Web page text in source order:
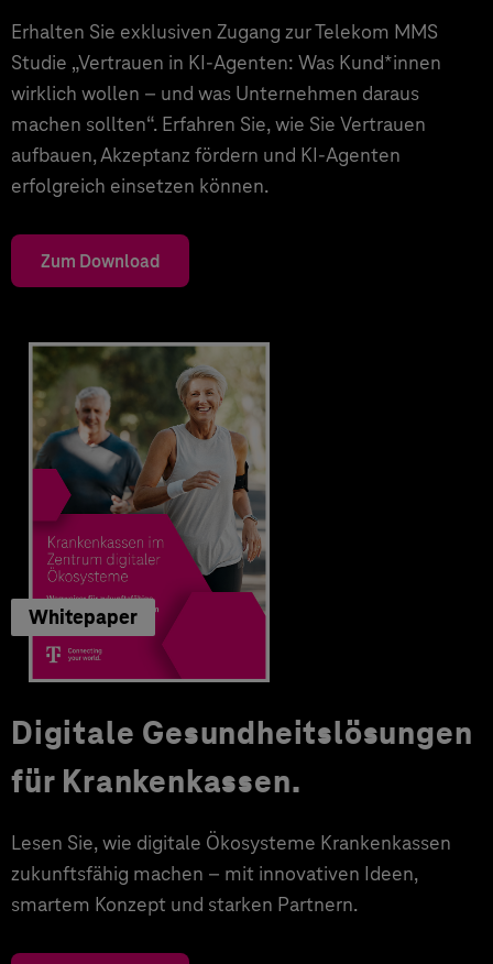
Erhalten Sie exklusiven Zugang zur Telekom MMS
Studie „Vertrauen in KI-Agenten: Was Kund*innen
wirklich wollen – und was Unternehmen daraus
machen sollten“. Erfahren Sie, wie Sie Vertrauen
aufbauen, Akzeptanz fördern und KI-Agenten
erfolgreich einsetzen können.
Zum Download
Whitepaper
Digitale Gesundheitslösungen
für Krankenkassen.
Lesen Sie, wie digitale Ökosysteme Krankenkassen
zukunftsfähig machen – mit innovativen Ideen,
smartem Konzept und starken Partnern.